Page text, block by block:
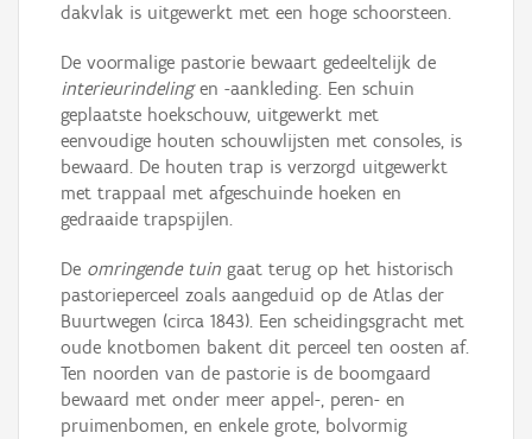
dakvlak is uitgewerkt met een hoge schoorsteen.
De voormalige pastorie bewaart gedeeltelijk de
interieurindelingen -aankleding. Een schuin
geplaatste hoekschouw, uitgewerkt met
eenvoudige houten schouwlijsten met consoles, is
bewaard. De houten trap is verzorgd uitgewerkt
met trappaal met afgeschuinde hoeken en
gedraaide trapspijlen.
De omringende tuin gaat terug op het historisch
pastorieperceel zoals aangeduid op de Atlas der
Buurtwegen (circa 1843). Een scheidingsgracht met
oude knotbomen bakent dit perceel ten oosten af.
Ten noorden van de pastorie is de boomgaard
bewaard met onder meer appel-, peren- en
pruimenbomen, en enkele grote, bolvormig